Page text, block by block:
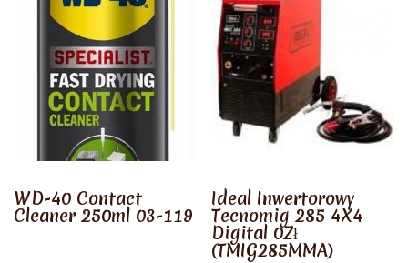
WD-40 Contact
Cleaner 250ml 03-119
Ideal Inwertorowy
Tecnomig 285 4X4
Digital 0Zł
(TMIG285MMA)